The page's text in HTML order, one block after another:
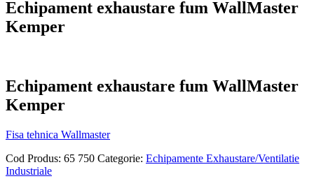
Echipament exhaustare fum WallMaster
Kemper
Echipament exhaustare fum WallMaster
Kemper
Fisa tehnica Wallmaster
Cod Produs: 65 750 Categorie: Echipamente Exhaustare/Ventilatie
Industriale